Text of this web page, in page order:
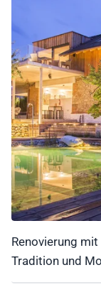
Renovierung
Tradition und